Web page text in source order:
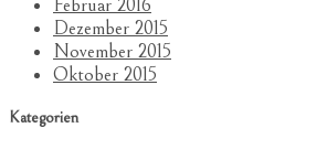
Februar 2016
Dezember 2015
November 2015
Oktober 2015
Kategorien